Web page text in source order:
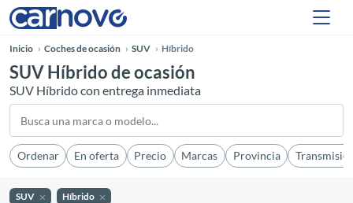
Inicio Coches de ocasión SUV Híbrido
SUV Híbrido de ocasión
SUV Híbrido con entrega inmediata
Ordenar En oferta Precio Marcas Provincia
SUV Híbrido